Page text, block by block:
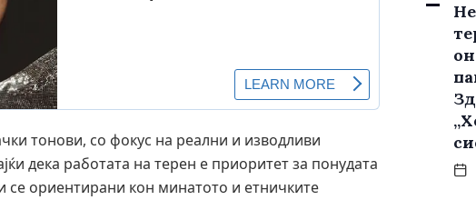
тонови, со фокус на реални и изводливи
дека работата на терен е приоритет за понудата
се ориентирани кон минатото и етничките